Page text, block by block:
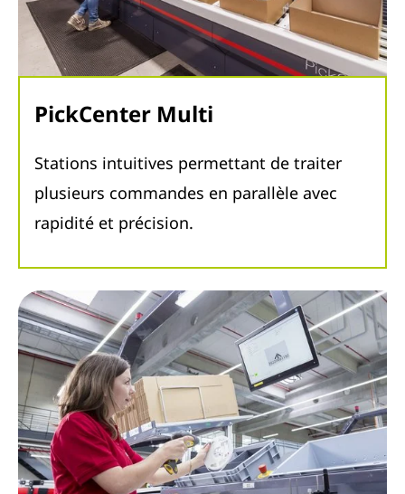
PickCenter Multi
Stations intuitives permettant de traiter
plusieurs commandes en parallèle avec
rapidité et précision.